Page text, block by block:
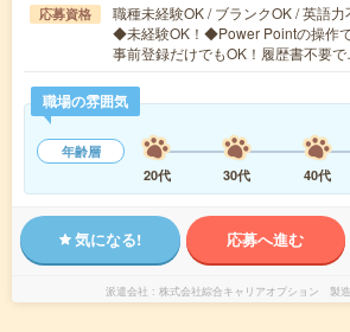
応募資格
職種未経験OK / ブランクOK / 英語力
◆未経験OK！◆Power Pointの操作
事前登録だけでもOK！履歴書不要
職場の雰囲気
年齢層
20代
30代 40代
気になる! 応募へ進む
派遣会社 株式会社綜合キャリアオプション 製造